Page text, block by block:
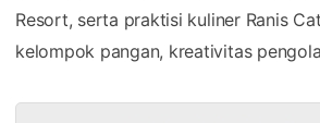
Resort, serta praktisi kuliner Ranis
kelompok pangan, kreativitas